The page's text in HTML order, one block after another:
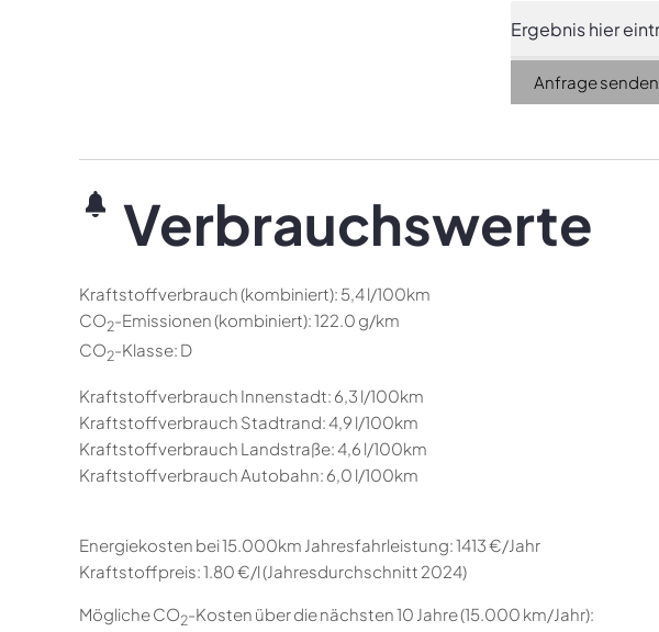
Anfrage senden
Verbrauchswerte
Kraftstoffverbrauch (kombiniert): 5,4 l/100km
CO2-Emissionen (kombiniert):122.0 g/km
CO2-Klasse: D
Kraftstoffverbrauch Innenstadt: 6,3 l/100km
Kraftstoffverbrauch Stadtrand:4,9 l/100km
Kraftstoffverbrauch Landstraße:4,6 l/100km
Kraftstoffverbrauch Autobahn: 6,0 l/100km
Energiekosten bei 15.000km Jahresfahrleistung:1413 €/Jahr
Kraftstoffpreis:1.80 €/l (Jahresdurchschnitt 2024)
Mögliche CO2-Kosten über die nächsten 10 Jahre (15.000 km/Jahr):